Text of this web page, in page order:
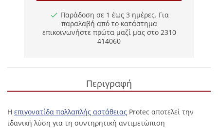
Παράδοση σε 1 έως 3 ημέρες. Για
παραλαβή από το κατάστημα
επικοινωνήστε πρώτα μαζί μας στο 2310
414060
Περιγραφή
Η επιγονατίδα πολλαπλής αστάθειας Protec αποτελεί την
ιδανική λύση για τη συντηρητική αντιμετώπιση